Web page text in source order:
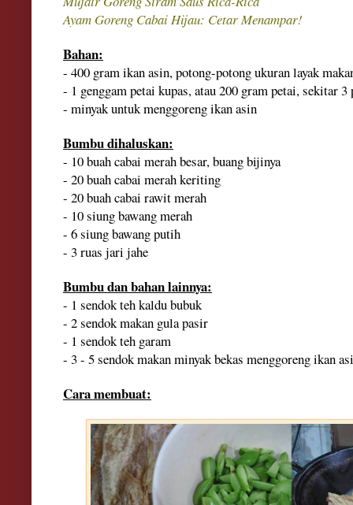
Ayam Goreng Cabai Hijau: Cetar Menampar!
Bahan:
- 400 gram ikan asin, potong-potong ukuran layak
- 1 genggam petai kupas, atau200 gram petai, sekitar 3
- minyak untuk menggoreng ikan asin
Bumbu dihaluskan:
- 10buah cabai merah besar, buang bijinya
- 20 buah cabai merah keriting
- 20 buah cabai rawit merah
- 10 siung bawang merah
- 6 siung bawang putih
- 3 ruas jari jahe
Bumbu dan bahan lainnya:
- 1 sendok teh kaldu bubuk
- 2 sendok makan gula pasir
- 1 sendok teh garam
- 3 - 5 sendok makan minyak bekas menggorengikan
Cara membuat: